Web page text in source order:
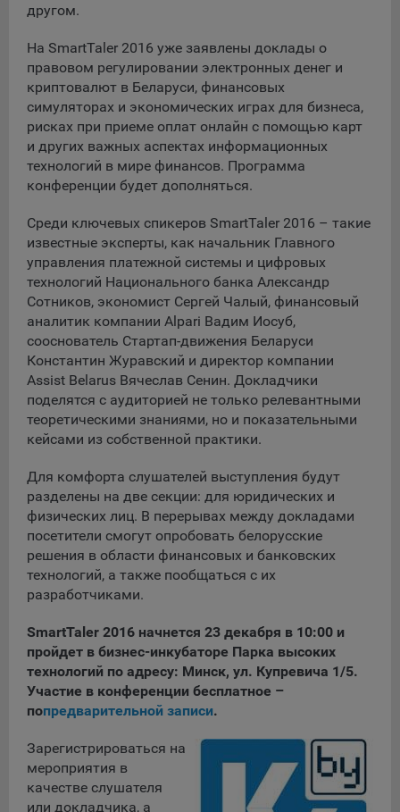
данные о пользователе в случае, если это разрешено в
настройках браузера пользователя (включено
сохранение файлов cookie и использование технологии
JavaScript).
На сайтах обрабатываются следующие типы файлов
cookie:
Общество может использовать файлы cookie для
рекламирования услуг пользователям сайта
«bankibel.by» на сторонних веб-сайтах. Например, если
может встретить рекламу Общества на некоторых
сторонних веб-сайтах.
Иногда Общество использует сторонние файлы cookie
для отслеживания эффективности своих рекламных
объявлений. Такие файлы cookie, например, запоминают,
с помощью каких браузеров пользователи посещают
сайты Общества. С помощью данной процедуры
Общество также регулирует и оценивает эффективность
рекламной деятельности.
Сроки хранения обрабатываемых на сайтах Общества
файлов cookie:
обрабатываемые на сайте файлы cookie. При этом
корректная работа сайта возможна только в случае
использования необходимых файлов cookie. В случае их
отключения может потребоваться совершать повторный
выбор предпочтений куки, языковой версии сайта, а
также могут некорректно отображаться некоторые
версии страниц.
персональных данных могут принять или отклонить сбор
всех или некоторых файлов cookie в настройках своего
браузера.
5.1. Обеспечение удобства пользователей сайтов;
5.2. Повышение качества функционирования сайтов, в том
числе корректность их работы;
5.3. Сбор аналитической информации в обобщенном виде
другом.
На SmartTaler 2016 уже заявлены доклады о
правовом регулировании электронных денег и
криптовалют в Беларуси, финансовых
симуляторах и экономических играх для бизнеса,
рисках при приеме оплат онлайн с помощью карт
и других важных аспектах информационных
технологий в мире финансов. Программа
конференции будет дополняться.
Среди ключевых спикеров SmartTaler 2016 – такие
известные эксперты, как начальник Главного
управления платежной системы и цифровых
технологий Национального банка Александр
Сотников, экономист Сергей Чалый, финансовый
аналитик компании Alpari Вадим Иосуб,
сооснователь Стартап-движения Беларуси
Константин Журавский и директор компании
Assist Belarus Вячеслав Сенин. Докладчики
поделятся с аудиторией не только релевантными
теоретическими знаниями, но и показательными
кейсами из собственной практики.
Для комфорта слушателей выступления будут
разделены на две секции: для юридических и
физических лиц. В перерывах между докладами
посетители смогут опробовать белорусские
решения в области финансовых и банковских
технологий, а также пообщаться с их
разработчиками.
SmartTaler 2016 начнется 23 декабря в 10:00 и
пройдет в бизнес-инкубаторе Парка высоких
технологий по адресу: Минск, ул. Купревича 1/5.
Участие в конференции бесплатное –
попредварительной записи.
Зарегистрироваться на
мероприятия в
качестве слушателя
или докладчика, а